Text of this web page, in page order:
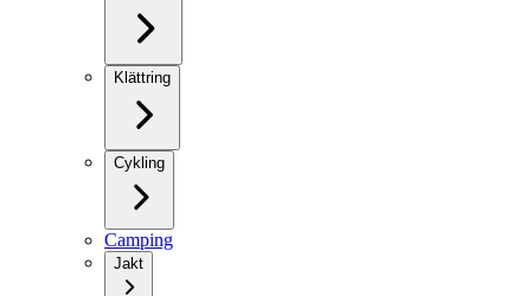
Klättring
Cykling
Camping
Jakt